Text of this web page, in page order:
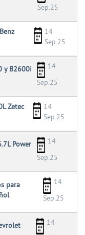
Sep.25
14
Sep.25
y B2600i
14
Sep.25
Zetec
14
Sep.25
Power
14
Sep.25
para
14
Sep.25
14